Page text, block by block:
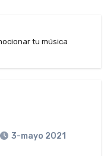
tu música
3-mayo 2021